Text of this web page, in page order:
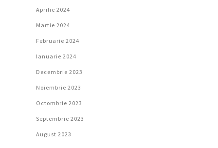
Aprilie 2024
Martie 2024
Februarie 2024
Ianuarie 2024
Decembrie 2023
Noiembrie 2023
Octombrie 2023
Septembrie 2023
August 2023